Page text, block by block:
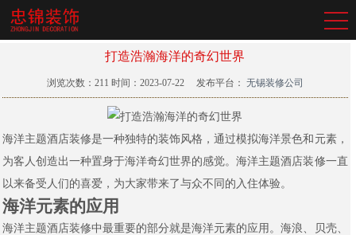
打造浩瀚海洋的奇幻世界
浏览次数： 211 时间：2023-07-22 发布平台： 无锡装修公司
海洋主题酒店装修是一种独特的装饰风格，通过模拟海洋景色和元素，
为客人创造出一种置身于海洋奇幻世界的感觉。海洋主题酒店装修一直
以来备受人们的喜爱，为大家带来了与众不同的入住体验。
海洋元素的应用
海洋主题酒店装修中最重要的部分就是海洋元素的应用。海浪、贝壳、